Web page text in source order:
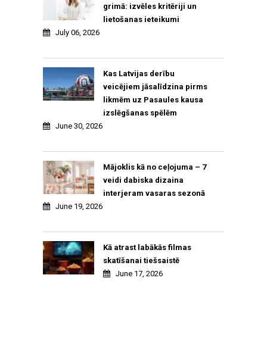
grimā: izvēles kritēriji un
lietošanas ieteikumi
July 06, 2026
Kas Latvijas derību
veicējiem jāsalīdzina pirms
likmēm uz Pasaules kausa
izslēgšanas spēlēm
June 30, 2026
Mājoklis kā no ceļojuma – 7
veidi dabiska dizaina
interjeram vasaras sezonā
June 19, 2026
Kā atrast labākās filmas
skatīšanai tiešsaistē
June 17, 2026